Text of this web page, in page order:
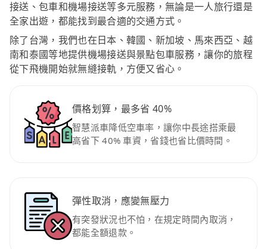
接送、包車和機場接送等多元服務，無論是一人旅行還是
全家出遊，都能找到最合適的交通方式。
除了台灣，我們也在日本、韓國、新加坡、馬來西亞、越
南和泰國等地提供機場接送與景點包車服務，讓你的旅程
從下飛機開始就無縫接軌，方便又省心。
價格划算，最多省 40%
智慧派車降低空車率，讓你中長途搭乘最
高省下 40% 車資，省錢也省比價時間。
彈性取消，應變無壓力
有突發狀況也不怕，在規定時間內取消，
都能全額退款。